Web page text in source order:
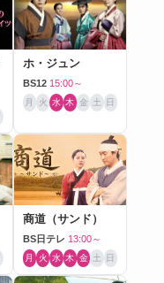
ホ・ジュン
BS12 15:00～
月 火 水 木 金 土 日
商道（サンド）
BS日テレ 13:00～
月 火 水 木 金 土 日